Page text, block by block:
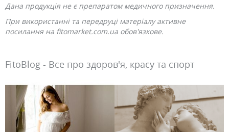
Дана продукція не є препаратом медичного призначення.
При використанні та передруці матеріалу активне
посилання на fitomarket.com.ua обов'язкове.
FitoBlog - Все про здоров'я, красу та спорт